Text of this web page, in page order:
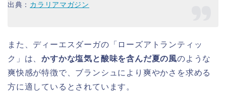
出典： カラリアマガジン
また、ディーエスダーガの「ローズアトランティッ
ク」は、かすかな塩気と酸味を含んだ夏の風のような
爽快感が特徴で、ブランシュにより爽やかさを求める
方に適しているとされています。